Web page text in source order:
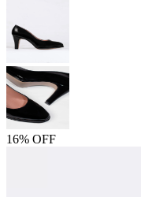
16% OFF